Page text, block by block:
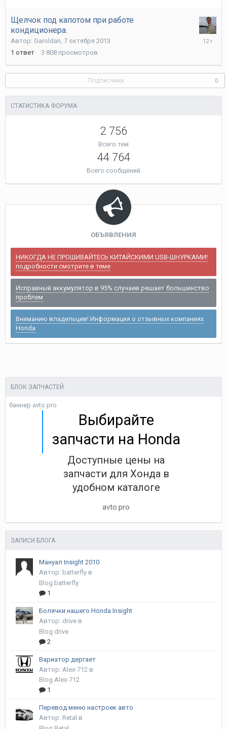
Щелчок под капотом при работе
кондиционера.
Автор: Garoldan, 7 октября 2013
1 ответ 3 808 просмотров
Подписчики 0
СТАТИСТИКА ФОРУМА
2 756
Всего тем
44 764
Всего сообщений
ОБЪЯВЛЕНИЯ
НИКОГДА НЕ ПРОШИВАЙТЕСЬ КИТАЙСКИМИ USB-ШНУРКАМИ!
подробности смотрите в теме
Исправный аккумулятор в 95% случаев решает большинство
проблем
Вниманию владельцев! Информация о отзывных компаниях
Honda
БЛОК ЗАПЧАСТЕЙ
баннер avto.pro
Выбирайте
запчасти на Honda
Доступные цены на
запчасти для Хонда в
удобном каталоге
avto.pro
ЗАПИСИ БЛОГА
Мануал Insight 2010
Автор: batterfly в
Blog batterfly
1
Болячки нашего Honda Insight
Автор: drive в
Blog drive
2
Вариатор дергает
Автор: Alex-712 в
Blog Alex-712
1
Перевод меню настроек авто
Автор: Retal в